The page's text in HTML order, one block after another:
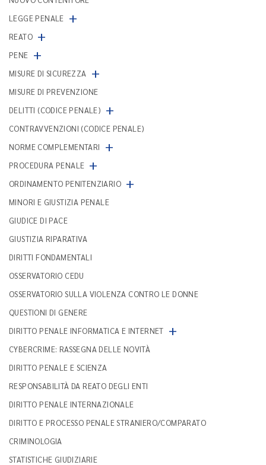
LEGGE PENALE +
REATO +
PENE +
MISURE DI SICUREZZA +
MISURE DI PREVENZIONE
DELITTI (CODICE PENALE) +
CONTRAVVENZIONI (CODICE PENALE)
NORME COMPLEMENTARI
+
PROCEDURA PENALE +
ORDINAMENTO PENITENZIARIO +
MINORI E GIUSTIZIA PENALE
GIUDICE DI PACE
GIUSTIZIA RIPARATIVA
DIRITTI FONDAMENTALI
OSSERVATORIO CEDU
OSSERVATORIO SULLA VIOLENZA CONTRO LE DONNE
QUESTIONI DI GENERE
DIRITTO PENALE INFORMATICA E INTERNET +
CYBERCRIME: RASSEGNA DELLE NOVITÀ
DIRITTO PENALE E SCIENZA
RESPONSABILITÀ DA REATO DEGLI ENTI
DIRITTO PENALE INTERNAZIONALE
DIRITTO E PROCESSO PENALE STRANIERO/COMPARATO
CRIMINOLOGIA
STATISTICHE GIUDIZIARIE